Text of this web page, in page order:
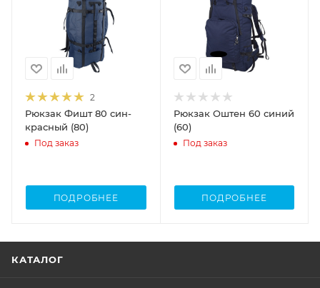
2
Рюкзак Фишт 80 син-
красный (80)
Под заказ
ПОДРОБНЕЕ
Рюкзак Оштен 60 синий
(60)
Под заказ
ПОДРОБНЕЕ
КАТАЛОГ